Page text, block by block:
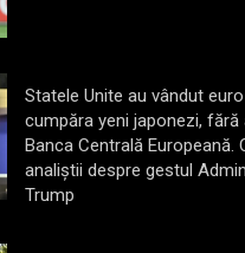
Statele Unite au vândut
cumpăra yeni japonezi,
Banca Centrală Europeană.
analiștii despre gestul
Trump